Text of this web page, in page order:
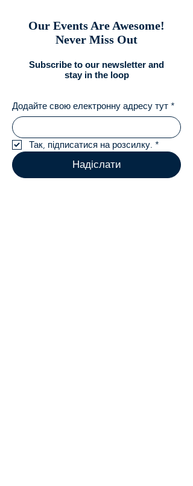
Our Events Are Awesome!
Never Miss Out
Subscribe to our newsletter and
stay in the loop
Додайте свою електронну адресу тут *
Так, підписатися на розсилку. *
Надіслати